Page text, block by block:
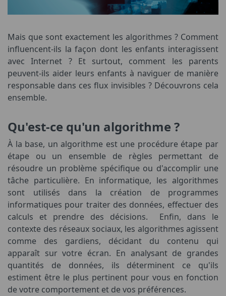
Mais que sont exactement les algorithmes ? Comment
influencent-ils la façon dont les enfants interagissent
avec Internet ? Et surtout, comment les parents
peuvent-ils aider leurs enfants à naviguer de manière
responsable dans ces flux invisibles ? Découvrons cela
ensemble.
Qu'est-ce qu'un algorithme ?
À la base, un algorithme est une procédure étape par
étape ou un ensemble de règles permettant de
résoudre un problème spécifique ou d'accomplir une
tâche particulière. En informatique, les algorithmes
sont utilisés dans la création de programmes
informatiques pour traiter des données, effectuer des
calculs et prendre des décisions. Enfin, dans le
contexte des réseaux sociaux, les algorithmes agissent
comme des gardiens, décidant du contenu qui
apparaît sur votre écran. En analysant de grandes
quantités de données, ils déterminent ce qu'ils
estiment être le plus pertinent pour vous en fonction
de votre comportement et de vos préférences.